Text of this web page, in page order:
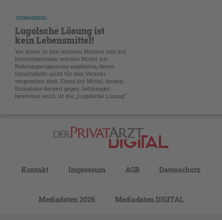
JODMANGEL
Lugolsche Lösung ist
kein Lebensmittel!
Vor allem in den sozialen Medien und auf
Internetportalen werden Mittel zur
Nahrungsergänzung angeboten, deren
Inhaltsstoffe nicht für den Verzehr
vorgesehen sind. Eines der Mittel, dessen
Einnahme derzeit gegen Jodmangel
beworben wird, ist die „Lugolsche Lösung“.
...
Kontakt Impressum AGB Datenschutz
Mediadaten 2026 Mediadaten DIGITAL